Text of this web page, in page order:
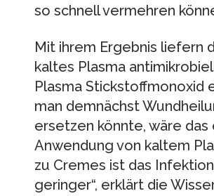
so schnell vermehren
Mit ihrem Ergebnis liefern
kaltes Plasma
Plasma Stickstoffmonoxid
man demnächst
ersetzen könnte, wäre das
Anwendung von kaltem
zu Cremes ist das
geringer“, erklärt die